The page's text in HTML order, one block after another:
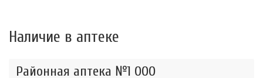
Наличие в аптеке
Районная аптека №1 ООО